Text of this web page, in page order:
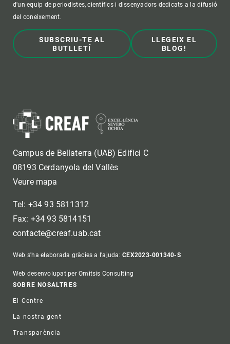
d'un equip de periodistes, científics i dissenyadors dedicats a la difusió
del coneixement.
SUBSCRIU-TE AL
BUTLLETÍ
LLEGEIX EL
BLOG!
Campus de Bellaterra (UAB) Edifici C
08193 Cerdanyola del Vallès
Veure mapa
Tel: +34 93 5811312
Fax: +34 93 5814151
contacte@creaf.uab.cat
Web s'ha elaborada gràcies a l'ajuda:CEX2023-001340-S
Web desenvolupat per Omitsis Consulting
Footer
SOBRE NOSALTRES
El Centre
La nostra gent
Transparència